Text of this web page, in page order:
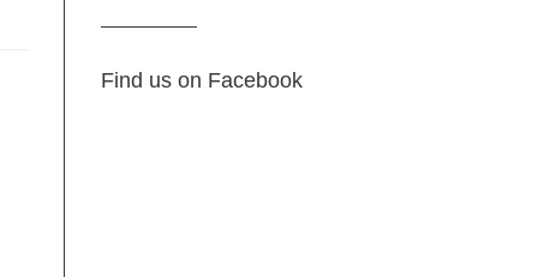
Find us on Facebook